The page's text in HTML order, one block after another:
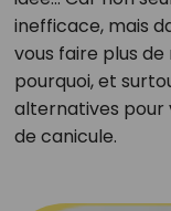
inefficace, mais
vous faire plus de
pourquoi, et
alternatives pour
de canicule.